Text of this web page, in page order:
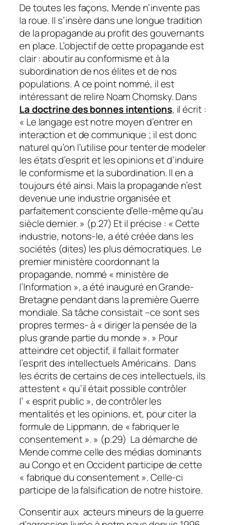
De toutes les façons, Mende n’invente pas
la roue. Il s’insère dans une longue tradition
de la propagande au profit des gouvernants
en place. L’objectif de cette propagande est
clair : aboutir au conformisme et à la
subordination de nos élites et de nos
populations. A ce point nommé, il est
intéressant de relire Noam Chomsky. Dans
La doctrine des bonnes intentions, il écrit :
« Le langage est notre moyen d’entrer en
interaction et de communique ; il est donc
naturel qu’on l’utilise pour tenter de modeler
les états d’esprit et les opinions et d’induire
le conformisme et la subordination. Il en a
toujours été ainsi. Mais la propagande n’est
devenue une industrie organisée et
parfaitement consciente d’elle-même qu’au
siècle dernier. » (p.27) Et il précise : « Cette
industrie, notons-le, a été créée dans les
sociétés (dites) les plus démocratiques. Le
premier ministère coordonnant la
propagande, nommé « ministère de
l’Information », a été inauguré en Grande-
Bretagne pendant dans la première Guerre
mondiale. Sa tâche consistait –ce sont ses
propres termes- à « diriger la pensée de la
plus grande partie du monde ». » Pour
atteindre cet objectif, il fallait formater
l’esprit des intellectuels Américains. Dans
les écrits de certains de ces intellectuels, ils
attestent « qu’il était possible contrôler
l’ « esprit public », de contrôler les
mentalités et les opinions, et, pour citer la
formule de Lippmann, de « fabriquer le
consentement ». » (p.29) La démarche de
Mende comme celle des médias dominants
au Congo et en Occident participe de cette
« fabrique du consentement ». Celle-ci
participe de la falsification de notre histoire.
Consentir aux acteurs mineurs de la guerre